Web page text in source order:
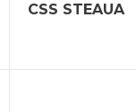
CSS STEAUA